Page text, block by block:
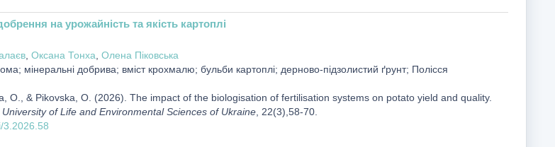
на урожайність та якість картоплі
, Оксана Тонха Олена Піковська
мінеральні добрива; вміст крохмалю; бульби картоплі; дерново-підзолистий ґрунт; Полісся
O., & Pikovska, O. (2026). The impact of the biologisation of fertilisation systems on potato yield and quality.
of Life and Environmental Sciences of Ukraine, 22(3),58-70.
3.2026.58